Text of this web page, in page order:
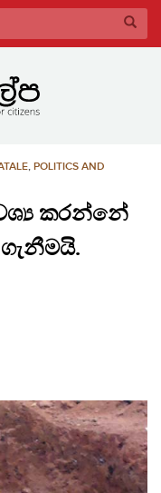
, POLITICS AND
කරන්නේ